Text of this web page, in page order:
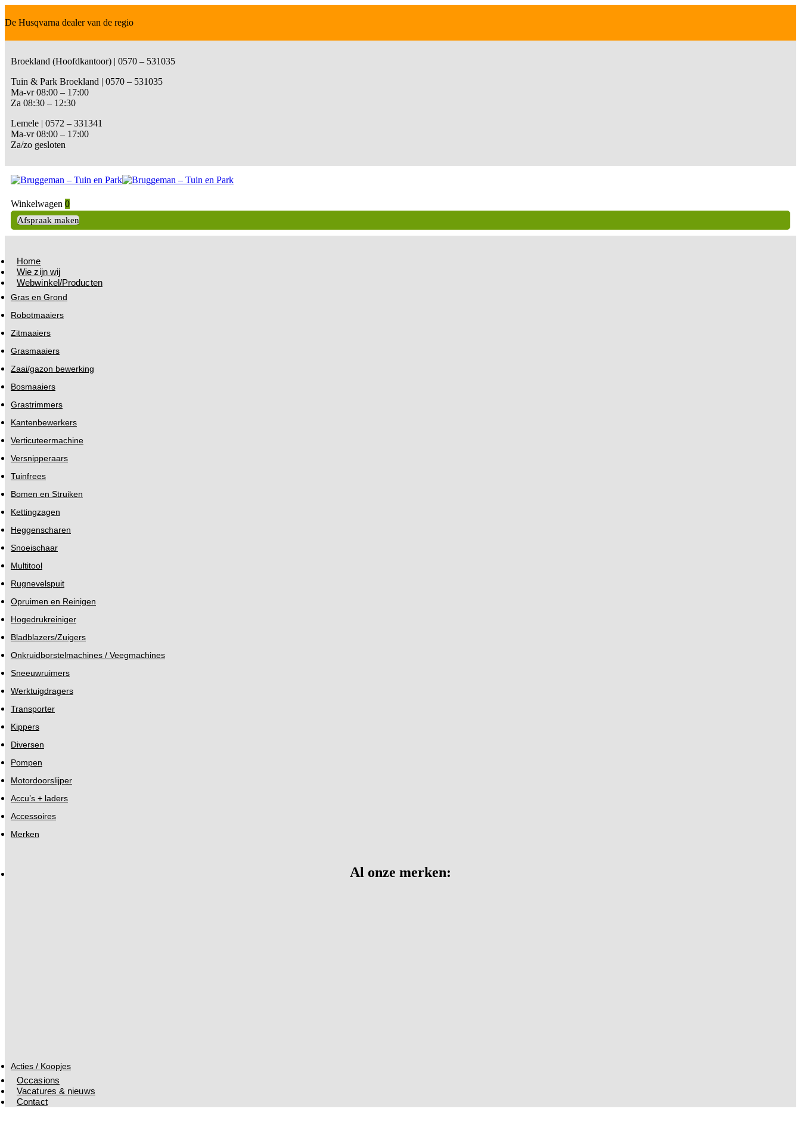
De Husqvarna dealer van de regio
Broekland (Hoofdkantoor) | 0570 – 531035
Tuin & Park Broekland | 0570 – 531035
Ma-vr 08:00 – 17:00
Za 08:30 – 12:30
Lemele | 0572 – 331341
Ma-vr 08:00 – 17:00
Za/zo gesloten
Winkelwagen 0
Afspraak maken
Home
Wie zijn wij
Webwinkel/Producten
Gras en Grond
Robotmaaiers
Zitmaaiers
Grasmaaiers
Zaai/gazon bewerking
Bosmaaiers
Grastrimmers
Kantenbewerkers
Verticuteermachine
Versnipperaars
Tuinfrees
Bomen en Struiken
Kettingzagen
Heggenscharen
Snoeischaar
Multitool
Rugnevelspuit
Opruimen en Reinigen
Hogedrukreiniger
Bladblazers/Zuigers
Onkruidborstelmachines / Veegmachines
Sneeuwruimers
Werktuigdragers
Transporter
Kippers
Diversen
Pompen
Motordoorslijper
Accu’s + laders
Accessoires
Merken
Al onze merken:
Acties / Koopjes
Occasions
Vacatures & nieuws
Contact